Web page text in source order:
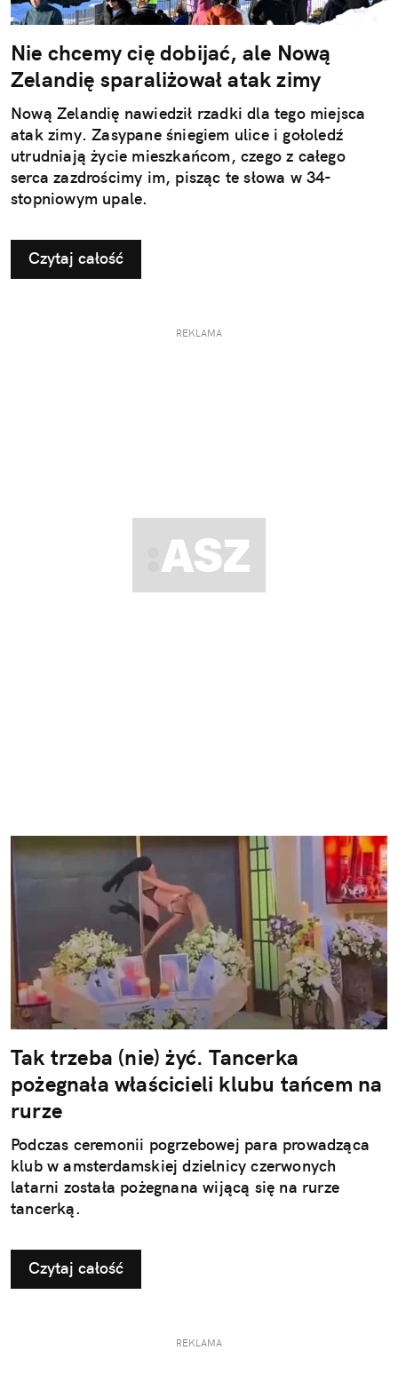
Nie chcemy cię dobijać, ale Nową
Zelandię sparaliżował atak zimy
Nową Zelandię nawiedził rzadki dla tego miejsca
atak zimy. Zasypane śniegiem ulice i gołoledź
utrudniają życie mieszkańcom, czego z całego
serca zazdrościmy im, pisząc te słowa w 34-
stopniowym upale.
Czytaj całość
REKLAMA
Tak trzeba (nie) żyć. Tancerka
pożegnała właścicieli klubu tańcem na
rurze
Podczas ceremonii pogrzebowej para prowadząca
klub w amsterdamskiej dzielnicy czerwonych
latarni została pożegnana wijącą się na rurze
tancerką.
Czytaj całość
REKLAMA